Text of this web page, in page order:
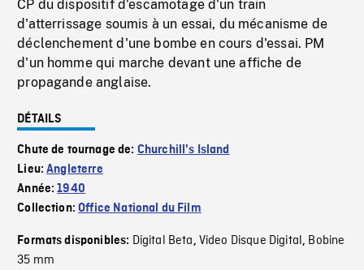
CP du dispositif d'escamotage d'un train
d'atterrissage soumis à un essai, du mécanisme de
déclenchement d'une bombe en cours d'essai. PM
d'un homme qui marche devant une affiche de
propagande anglaise.
DÉTAILS
Chute de tournage de: Churchill's Island
Lieu:Angleterre
Année:1940
Collection:Office National du Film
Formats disponibles: Digital Beta, Video Disque Digital, Bobine
35 mm